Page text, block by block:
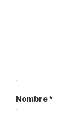
Nombre*